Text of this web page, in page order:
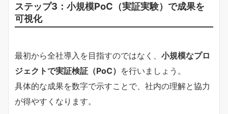
ステップ3：小規模PoC（実証実験）で成果を
可視化
最初から全社導入を目指すのではなく、 小規模なプロ
ジェクトで実証検証（PoC） を行いましょう。
具体的な成果を数字で示すことで、社内の理解と協力
が得やすくなります。